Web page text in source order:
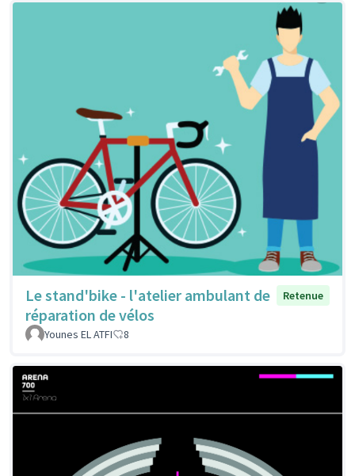
Le stand'bike - l'atelier ambulant de
réparation de vélos
Retenue
Younes EL ATFI 8